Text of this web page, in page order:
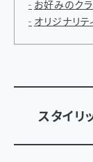
お好みのク
オリジナリ
スタイリ